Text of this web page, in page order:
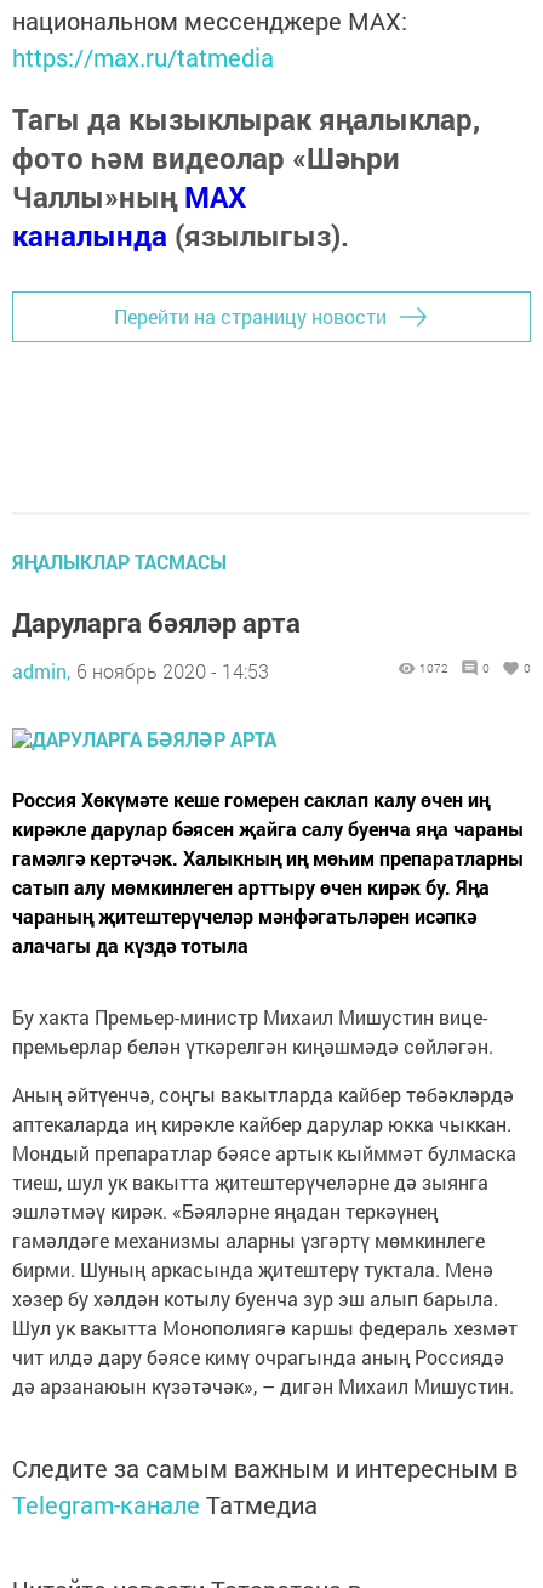
национальном мессенджере MАХ:
https://max.ru/tatmedia
Тагы да кызыклырак яңалыклар,
фото һәм видеолар «Шәһри
Чаллы»ныңMAX
каналында (язылыгыз).
Перейти на страницу новости
ЯҢАЛЫКЛАР ТАСМАСЫ
Даруларга бәяләр арта
admin, 6 ноябрь 2020 - 14:53 1072 0 0
Россия Хөкүмәте кеше гомерен саклап калу өчен иң
кирәкле дарулар бәясен җайга салу буенча яңа чараны
гамәлгә кертәчәк. Халыкның иң мөһим препаратларны
сатып алу мөмкинлеген арттыру өчен кирәк бу. Яңа
чараның җитештерүчеләр мәнфәгатьләрен исәпкә
алачагы да күздә тотыла
Бу хакта Премьер-министр Михаил Мишустин вице-
премьерлар белән үткәрелгән киңәшмәдә сөйләгән.
Аның әйтүенчә, соңгы вакытларда кайбер төбәкләрдә
аптекаларда иң кирәкле кайбер дарулар юкка чыккан.
Мондый препаратлар бәясе артык кыйммәт булмаска
тиеш, шул ук вакытта җитештерүчеләрне дә зыянга
эшләтмәү кирәк. «Бәяләрне яңадан теркәүнең
гамәлдәге механизмы аларны үзгәртү мөмкинлеге
бирми. Шуның аркасында җитештерү туктала. Менә
хәзер бу хәлдән котылу буенча зур эш алып барыла.
Шул ук вакытта Монополиягә каршы федераль хезмәт
чит илдә дару бәясе кимү очрагында аның Россиядә
дә арзанаюын күзәтәчәк», – дигән Михаил Мишустин.
Следите за самым важным и интересным в
Telegram-канале Татмедиа